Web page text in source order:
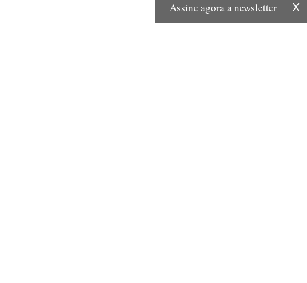
X
Assine agora a newsletter